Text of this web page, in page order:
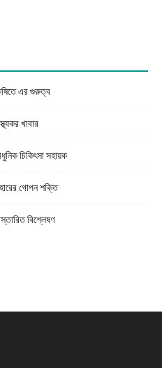
এর গুরুত্ব
খাবার
চিকিৎসা সহায়ক
গোপন শক্তি
বিশ্লেষণ